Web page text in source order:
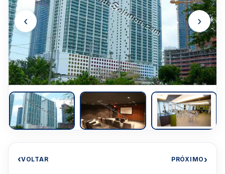
‹ ›
‹VOLTAR PRÓXIMO›